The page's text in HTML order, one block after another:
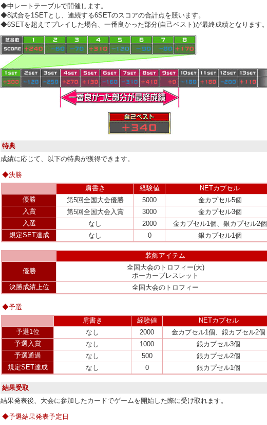
◆中レートテーブルで開催します。
◆8試合を1SETとし、連続する6SETのスコアの合計点を競います。
◆6SETを超えてプレイした場合、一番良かった部分(自己ベスト)が最終成績となります。
特典
成績に応じて、以下の特典が獲得できます。
◆決勝
肩書き
経験値
NETカプセル
優勝
第5回全国大会優勝 5000
金カプセル5個
入賞
第5回全国大会入賞 3000
金カプセル3個
入選
なし 2000
金カプセル1個、銀カプセル2個
規定SET達成
なし 0 銀カプセル1個
装飾アイテム
優勝
全国大会のトロフィー(大)
ポーカーブレスレット
決勝成績上位
全国大会のトロフィー
◆予選
肩書き
経験値
NETカプセル
予選1位
なし 2000
金カプセル1個、銀カプセル2個
予選入賞
なし 1000
銀カプセル3個
予選通過
なし 500
銀カプセル2個
規定SET達成
なし 0 銀カプセル1個
結果受取
結果発表後、大会に参加したカードでゲームを開始した際に受け取れます。
◆予選結果発表予定日